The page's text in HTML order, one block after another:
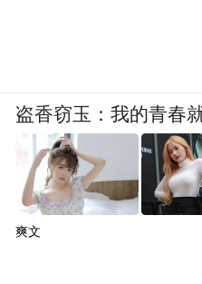
盗香窃玉：我的青春
爽文